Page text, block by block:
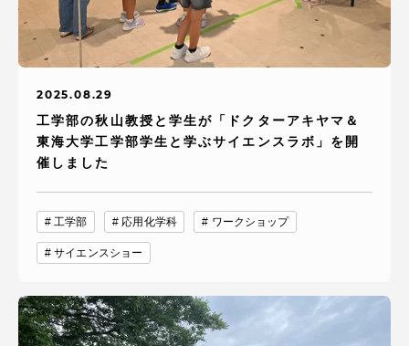
2025.08.29
工学部の秋山教授と学生が「ドクターアキヤマ＆
東海大学工学部学生と学ぶサイエンスラボ」を開
催しました
工学部 応用化学科 ワークショップ
サイエンスショー